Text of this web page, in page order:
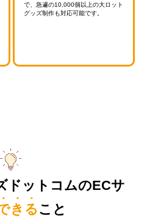
で、急遽の10,000個以上の大ロット
グッズ制作も対応可能です。
ドットコムのECサ
きる こと